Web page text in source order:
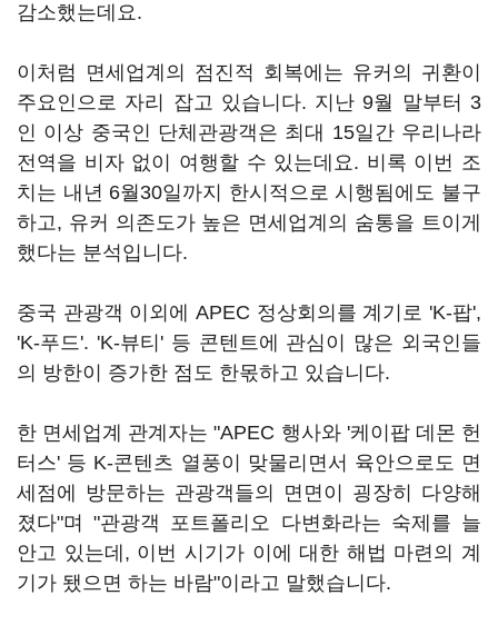
감소했는데요.
이처럼 면세업계의 점진적 회복에는 유커의 귀환이
주요인으로 자리 잡고 있습니다. 지난 9월 말부터 3
인 이상 중국인 단체관광객은 최대 15일간 우리나라
전역을 비자 없이 여행할 수 있는데요. 비록 이번 조
치는 내년 6월30일까지 한시적으로 시행됨에도 불구
하고, 유커 의존도가 높은 면세업계의 숨통을 트이게
했다는 분석입니다.
중국 관광객 이외에 APEC 정상회의를 계기로 'K-팝',
'K-푸드'. 'K-뷰티' 등 콘텐트에 관심이 많은 외국인들
의 방한이 증가한 점도 한몫하고 있습니다.
한 면세업계 관계자는 "APEC 행사와 '케이팝 데몬 헌
터스' 등 K-콘텐츠 열풍이 맞물리면서 육안으로도 면
세점에 방문하는 관광객들의 면면이 굉장히 다양해
졌다"며 "관광객 포트폴리오 다변화라는 숙제를 늘
안고 있는데, 이번 시기가 이에 대한 해법 마련의 계
기가 됐으면 하는 바람"이라고 말했습니다.